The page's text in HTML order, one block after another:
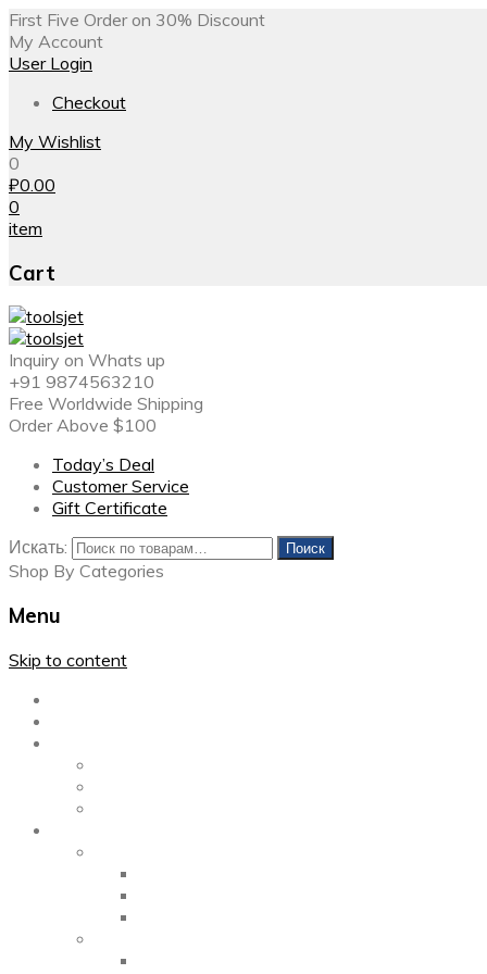
First Five Order on 30% Discount
My Account
User Login
Checkout
My Wishlist
0
₽0.00
0
item
Cart
Inquiry on Whats up
+91 9874563210
Free Worldwide Shipping
Order Above $100
Today’s Deal
Customer Service
Gift Certificate
Искать:
Поиск
Shop By Categories
Menu
Skip to content